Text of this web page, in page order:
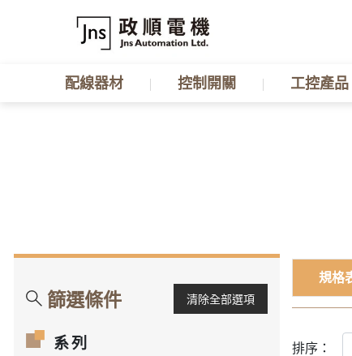
配線器材 控制開關 工控產品
篩選條件 清除全部選項
系列
規格
排序：